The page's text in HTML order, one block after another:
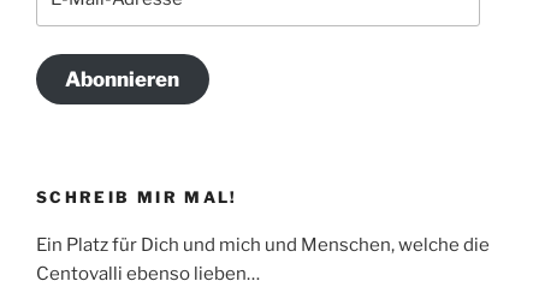
Mail-
Abonnieren
SCHREIB MIR MAL!
Ein Platz für Dich und mich und Menschen, welche die
Centovalli ebenso lieben…